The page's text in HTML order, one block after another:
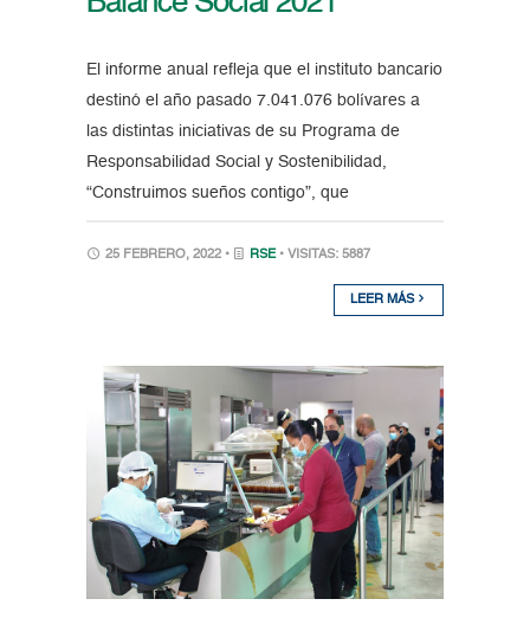
El informe anual refleja que el instituto bancario
destinó el año pasado 7.041.076 bolívares a
las distintas iniciativas de su Programa de
Responsabilidad Social y Sostenibilidad,
“Construimos sueños contigo”, que
25 FEBRERO, 2022 • RSE • VISITAS: 5887
LEER MÁS